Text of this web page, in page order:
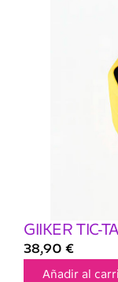
GIIKER TIC-
38,90 €
Añadir al